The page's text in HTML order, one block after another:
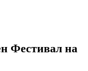
Фестивал на